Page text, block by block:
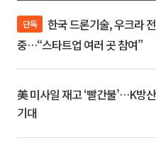
단독
중…“스타트업 여러 곳 참여”
美 미사일 재고 ‘빨간불’…K방
기대